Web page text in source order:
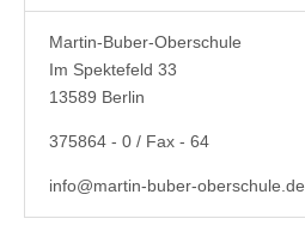
Martin-Buber-Oberschule
Im Spektefeld 33
13589 Berlin
375864 - 0 / Fax - 64
info@martin-buber-oberschule.de